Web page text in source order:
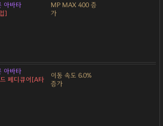
아바타
]
MP MAX 400 증
가
아바타
페디큐어[A타
이동 속도 6.0%
증가